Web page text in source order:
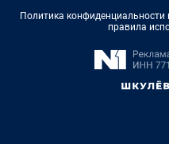
Политика
правила